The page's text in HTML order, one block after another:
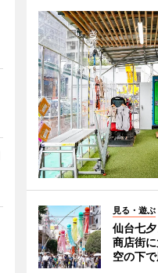
見る・遊ぶ
仙台七
商店街
空の下